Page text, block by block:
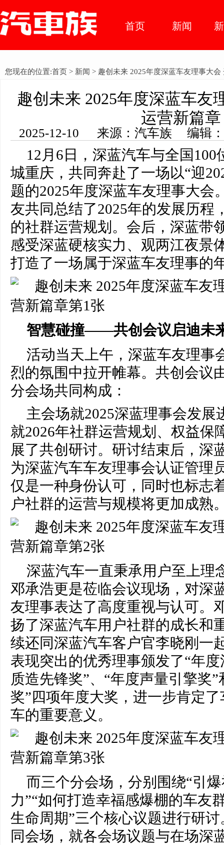
首页 新闻
态
您现在的位置:首页 > 新闻 > 趣创未来 2025年度深蓝车友理事大
趣创未来 2025年度深蓝车友
运营新篇章
2025-12-10 来源：汽车族 编辑
12月6日，深蓝汽车与全国
城重庆，共同奔赴了一场以“迎
题的2025年度深蓝车友理事大会
友共同总结了2025年的发展历程
的社群运营规划。会后，深蓝带
感受深蓝硬核实力、观两江夜景
打造了一场属于深蓝车友理事的
智慧碰撞——共创会议启迪未
活动当天上午，深蓝车友理事
烈的氛围中拉开帷幕。共创会议
分会场共同构成：
主会场就2025深蓝理事会发展
就2026年社群运营规划、权益保
展了共创研讨。研讨结束后，深
为深蓝汽车车友理事会认证管理
仅是一种身份认可，同时也标志
户社群的运营与规模将更加成熟
深蓝汽车一直秉承用户至上理
邓承浩更是莅临会议现场，对深
友理事表达了高度重视与认可。
扬了深蓝汽车用户社群的成长和
续还同深蓝汽车客户官李晓刚一
表现突出的优秀理事颁发了“年
质造先锋奖”、“年度声量引擎奖
奖”四项年度大奖，进一步肯定
车的重要意义。
而三个分会场，分别围绕“引
力”“如何打造幸福感爆棚的车友
生命周期”三个核心议题进行研
同会场，就各会场议题与在场深